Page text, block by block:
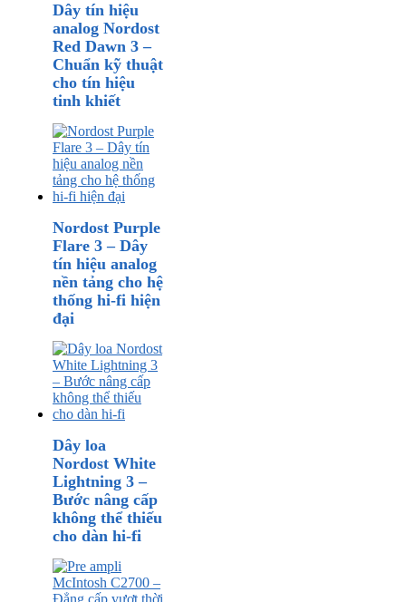
Dây tín hiệu
analog Nordost
Red Dawn 3 –
Chuẩn kỹ thuật
cho tín hiệu
tinh khiết
Nordost Purple
Flare 3 – Dây
tín hiệu analog
nền tảng cho hệ
thống hi-fi hiện
đại
Dây loa
Nordost White
Lightning 3 –
Bước nâng cấp
không thể thiếu
cho dàn hi-fi